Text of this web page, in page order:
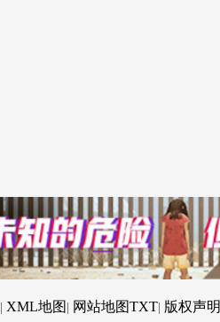
XML地图 网站地图TXT 版权声明